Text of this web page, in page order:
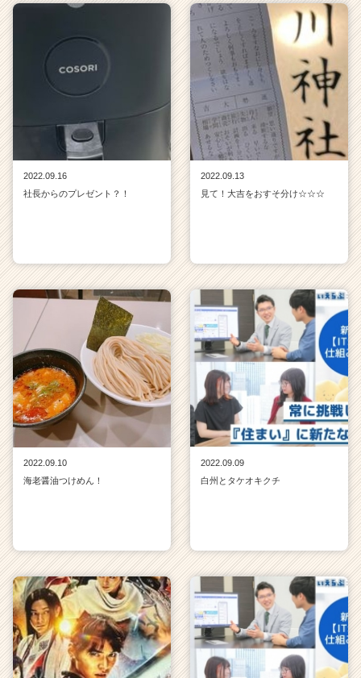
2022.09.16
社長からのプレゼント？！
2022.09.13
見て！大吉をおすそ分け☆☆☆
2022.09.10
海老醤油つけめん！
2022.09.09
白州とタケオキクチ